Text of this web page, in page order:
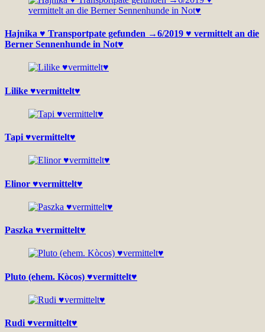
Hajnika ♥ Transportpate gefunden →6/2019 ♥ vermittelt an die
Berner Sennenhunde in Not♥
Lilike ♥vermittelt♥
Tapi ♥vermittelt♥
Elinor ♥vermittelt♥
Paszka ♥vermittelt♥
Pluto (ehem. Kòcos) ♥vermittelt♥
Rudi ♥vermittelt♥